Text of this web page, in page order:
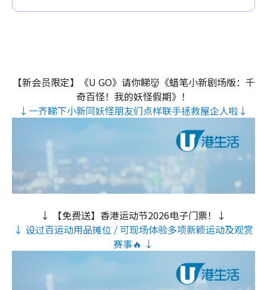
【新会员限定】《U GO》请你睇👹《蜡笔小新剧场版：千
奇百怪！我的妖怪假期》！
↓一齐睇下小新同妖怪朋友们点样联手拯救屋企人啦↓
↓ 【免费送】香港运动节2026电子门票！↓
↓ 设过百运动用品摊位 / 可现场体验多项新颖运动及观赏
赛事🔥 ↓